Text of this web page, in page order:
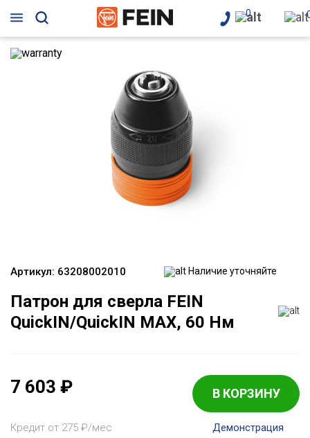
0
Артикул: 63208002010 Наличие уточняйте
Патрон для сверла FEIN
QuickIN/QuickIN MAX, 60 Нм
7 603 ₽ В КОРЗИНУ
Кредит от 275 ₽/мес Демонстрация